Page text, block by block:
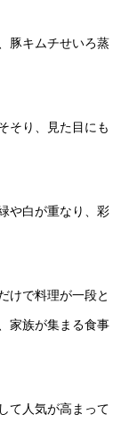
豚キムチせいろ蒸
そり、見た目にも
や白が重なり、彩
けで料理が一段と
家族が集まる食事
て人気が高まって